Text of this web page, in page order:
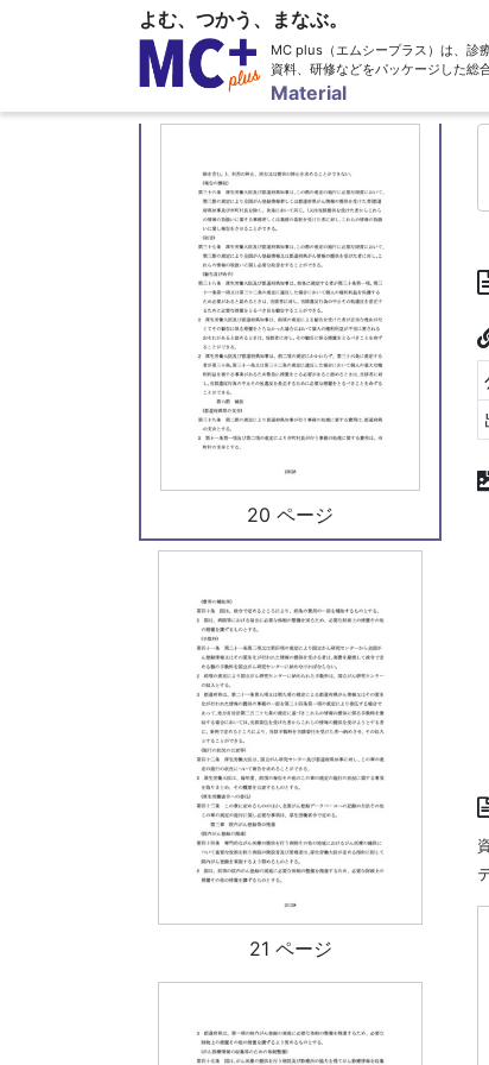
よむ、つかう、まなぶ。
MC plus（エムシープラス）は、診
資料、研修などをパッケージした総
Material
19 ページ
20 ページ
21 ページ